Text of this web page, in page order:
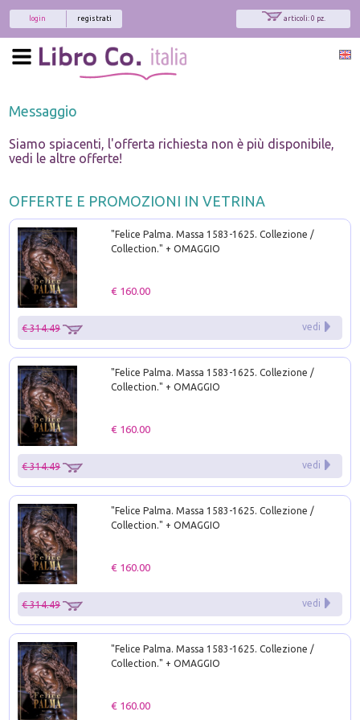
articoli: 0 pz.
registrati
login
Messaggio
Siamo spiacenti, l'offerta richiesta non è più disponibile,
vedi le altre offerte!
OFFERTE E PROMOZIONI IN VETRINA
"Felice Palma. Massa 1583-1625. Collezione /
Collection." + OMAGGIO
€ 160.00
vedi
€ 314.49
"Felice Palma. Massa 1583-1625. Collezione /
Collection." + OMAGGIO
€ 160.00
vedi
€ 314.49
"Felice Palma. Massa 1583-1625. Collezione /
Collection." + OMAGGIO
€ 160.00
vedi
€ 314.49
"Felice Palma. Massa 1583-1625. Collezione /
Collection." + OMAGGIO
€ 160.00